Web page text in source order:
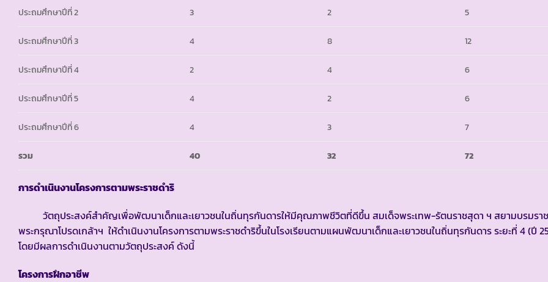
ประถมศึกษาปีที่ 2 3 2 5
ประถมศึกษาปีที่ 3 4 8 12
ประถมศึกษาปีที่ 4 2 4 6
ประถมศึกษาปีที่ 5 4 2 6
ประถมศึกษาปีที่ 6 4 3 7
รวม 40 32 72
การดำเนินงานโครงการตามพระราชดำริ
วัตถุประสงค์สำคัญเพื่อพัฒนาเด็กและเยาวชนในถิ่นทุรกันดารให้มีคุณภาพชีวิตที่ดีขึ้น สมเด็จพระเทพ-รัตนราชสุดา ฯ สยามบรมรา
พระกรุณาโปรดเกล้าฯ ให้ดำเนินงานโครงการตามพระราชดำริขึ้นในโรงเรียนตามแผนพัฒนาเด็กและเยาวชนในถิ่นทุรกันดาร ระยะที่ 4 (ปี
โดยมีผลการดำเนินงานตามวัตถุประสงค์ ดังนี้
โครงการฝึกอาชีพ